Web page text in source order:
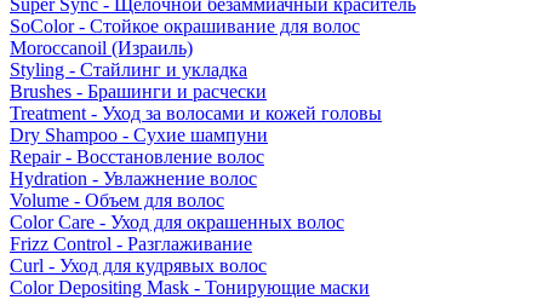
Super Sync - Щелочной безаммиачный краситель
SoColor - Стойкое окрашивание для волос
Moroccanoil (Израиль)
Styling - Стайлинг и укладка
Brushes - Брашинги и расчески
Treatment - Уход за волосами и кожей головы
Dry Shampoo - Сухие шампуни
Repair - Восстановление волос
Hydration - Увлажнение волос
Volume - Объем для волос
Color Care - Уход для окрашенных волос
Frizz Control - Разглаживание
Curl - Уход для кудрявых волос
Color Depositing Mask - Тонирующие маски